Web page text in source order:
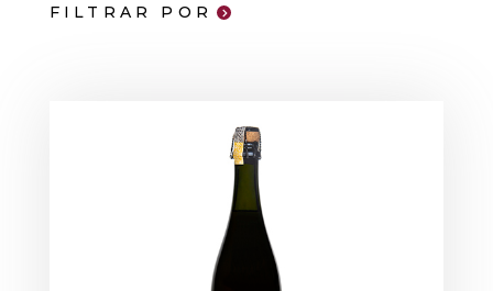
FILTRAR POR